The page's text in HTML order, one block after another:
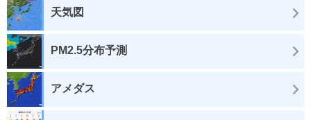
天気図
PM2.5分布予測
アメダス